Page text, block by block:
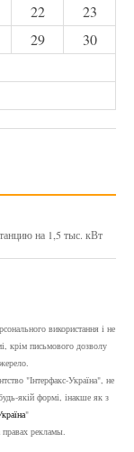
22
23
29
30
на 1,5 тыс. кВт
використання і не
крім письмового дозволу
"Інтерфакс-Україна", не
якій формі, інакше як з
"
правах рекламы.